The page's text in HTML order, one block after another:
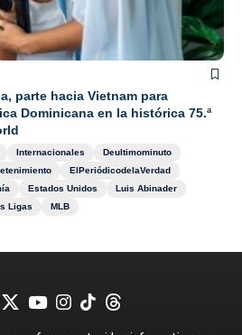
parte hacia Vietnam para
Dominicana en la histórica 75.ª
Internacionales
Deultimominuto
ElPeriódicodelaVerdad
Estados Unidos
Luis Abinader
Ligas MLB